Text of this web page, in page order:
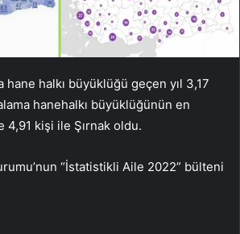
hane halkı büyüklüğü geçen yıl 3,17
hanehalkı büyüklüğünün en
kişi ile Şırnak oldu.
“İstatistikli Aile 2022” bülteni